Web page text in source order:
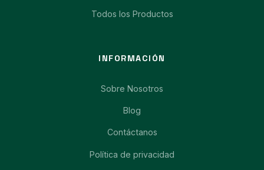
Todos los Productos
INFORMACIÓN
Sobre Nosotros
Blog
Contáctanos
Política de privacidad